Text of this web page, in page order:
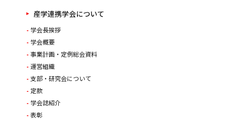
産学連携学会について
学会長挨拶
学会概要
事業計画・定例総会資料
運営組織
支部・研究会について
定款
学会誌紹介
表彰